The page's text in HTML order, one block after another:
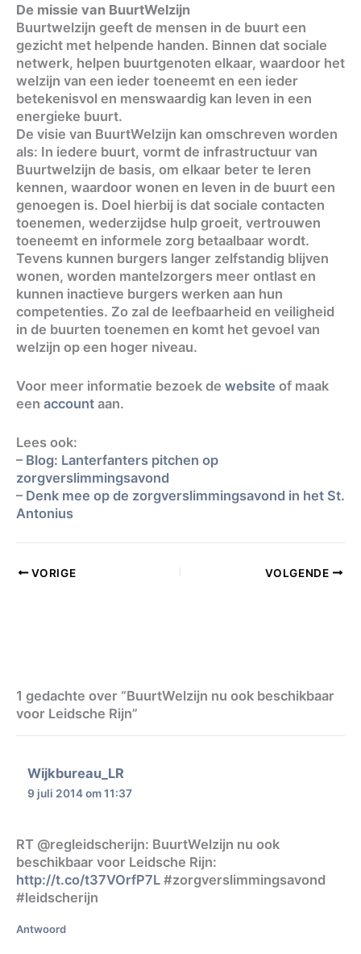
De missie van BuurtWelzijn
Buurtwelzijn geeft de mensen in de buurt een
gezicht met helpende handen. Binnen dat sociale
netwerk, helpen buurtgenoten elkaar, waardoor het
welzijn van een ieder toeneemt en een ieder
betekenisvol en menswaardig kan leven in een
energieke buurt.
De visie van BuurtWelzijn kan omschreven worden
als: In iedere buurt, vormt de infrastructuur van
Buurtwelzijn de basis, om elkaar beter te leren
kennen, waardoor wonen en leven in de buurt een
genoegen is. Doel hierbij is dat sociale contacten
toenemen, wederzijdse hulp groeit, vertrouwen
toeneemt en informele zorg betaalbaar wordt.
Tevens kunnen burgers langer zelfstandig blijven
wonen, worden mantelzorgers meer ontlast en
kunnen inactieve burgers werken aan hun
competenties. Zo zal de leefbaarheid en veiligheid
in de buurten toenemen en komt het gevoel van
welzijn op een hoger niveau.
Voor meer informatie bezoek de website of maak
een account aan.
Lees ook:
– Blog: Lanterfanters pitchen op
zorgverslimmingsavond
– Denk mee op de zorgverslimmingsavond in het St.
Antonius
VORIGE VOLGENDE
1 gedachte over “BuurtWelzijn nu ook beschikbaar
voor Leidsche Rijn”
Wijkbureau_LR
9 juli 2014 om 11:37
RT @regleidscherijn: BuurtWelzijn nu ook
beschikbaar voor Leidsche Rijn:
http://t.co/t37VOrfP7L #zorgverslimmingsavond
#leidscherijn
Antwoord